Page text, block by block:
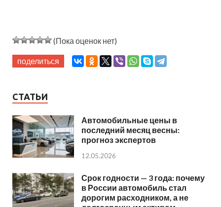
(Пока оценок нет)
поделиться
СТАТЬИ
Автомобильные цены в
последний месяц весны:
прогноз экспертов
12.05.2026
Срок годности — 3 года: почему
в России автомобиль стал
дорогим расходником, а не